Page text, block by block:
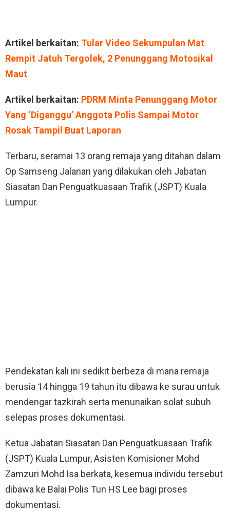
Artikel berkaitan: Tular Video Sekumpulan Mat
Rempit Jatuh Tergolek, 2 Penunggang Motosikal
Maut
Artikel berkaitan: PDRM Minta Penunggang Motor
Yang ‘Diganggu’ Anggota Polis Sampai Motor
Rosak Tampil Buat Laporan
Terbaru, seramai 13 orang remaja yang ditahan dalam
Op Samseng Jalanan yang dilakukan oleh Jabatan
Siasatan Dan Penguatkuasaan Trafik (JSPT) Kuala
Lumpur.
Pendekatan kali ini sedikit berbeza di mana remaja
berusia 14 hingga 19 tahun itu dibawa ke surau untuk
mendengar tazkirah serta menunaikan solat subuh
selepas proses dokumentasi.
Ketua Jabatan Siasatan Dan Penguatkuasaan Trafik
(JSPT) Kuala Lumpur, Asisten Komisioner Mohd
Zamzuri Mohd Isa berkata, kesemua individu tersebut
dibawa ke Balai Polis Tun HS Lee bagi proses
dokumentasi.